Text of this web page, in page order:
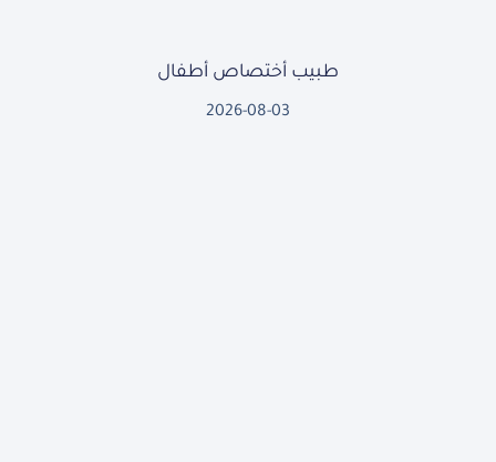
طبيب أختصاص أطفال
2026-08-03